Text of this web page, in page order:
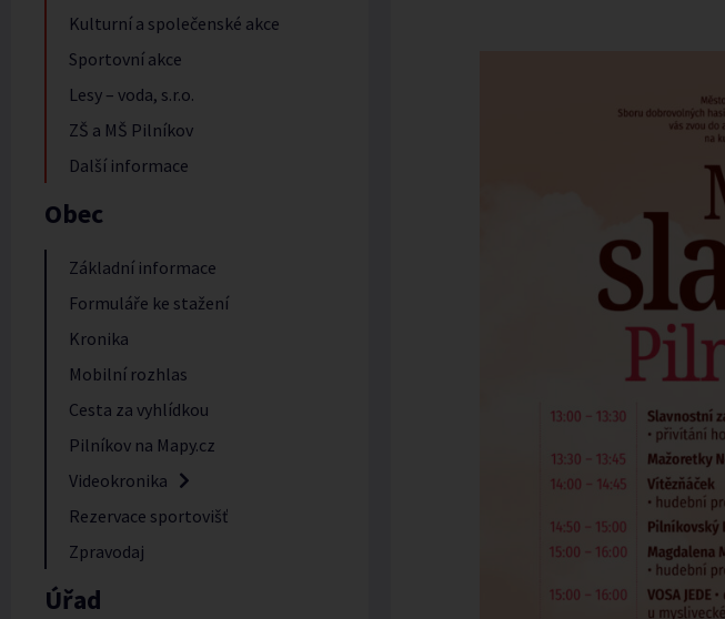
Kulturní a společenské akce
Sportovní akce
Lesy – voda, s.r.o.
ZŠ a MŠ Pilníkov
Další informace
Obec
Základní informace
Formuláře ke stažení
Kronika
Mobilní rozhlas
Cesta za vyhlídkou
Pilníkov na Mapy.cz
Videokronika
Rezervace sportovišť
Zpravodaj
Úřad